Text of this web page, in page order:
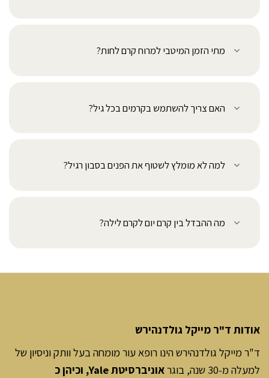
מתי הזמן המיטבי למרוח קרם לחות?
האם צריך להשתמש בקרמים בכל גיל?
למה לא מומלץ לשטוף את הפנים בסבון רגיל?
מה ההבדל בין קרם יום לקרם לילה?
אודות ד"ר מייקל גולדנהירש
ד"ר מייקל גולדנהירש הינו רופא עור מומחה בעל וותק וניסיון של
למעלה מ-30 שנה, בוגר
אוניברסיטת Yale, וכיהן כ